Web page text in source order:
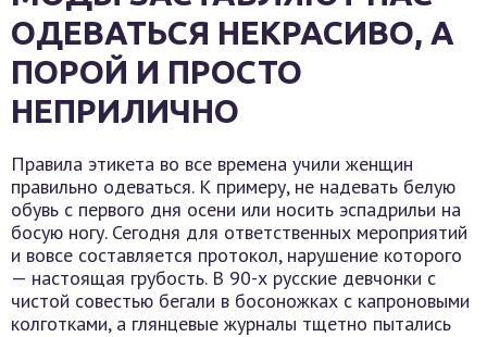
ОДЕВАТЬСЯ НЕКРАСИВО, А
ПОРОЙ И ПРОСТО
НЕПРИЛИЧНО
Правила этикета во все времена учили женщин
правильно одеваться. К примеру, не надевать белую
обувь с первого дня осени или носить эспадрильи на
босую ногу. Сегодня для ответственных мероприятий
и вовсе составляется протокол, нарушение которого
— настоящая грубость. В 90-х русские девчонки с
чистой совестью бегали в босоножках с капроновыми
колготками, а глянцевые журналы тщетно пытались